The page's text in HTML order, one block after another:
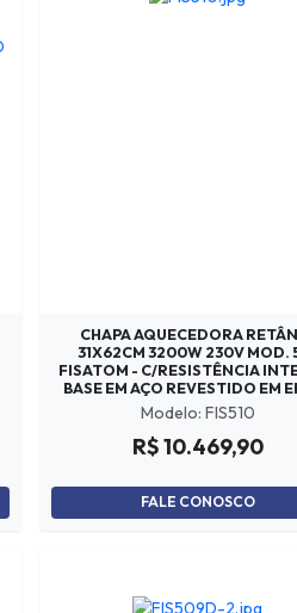
CHAPA AQUECEDORA
31X62CM 3200W 230V MOD.
FISATOM - C/RESISTÊNCIA
BASE EM AÇO REVESTIDO EM
Modelo: FIS510
R$ 10.469,90
FALE CONOSCO